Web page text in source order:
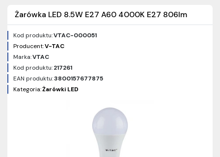
Żarówka LED 8.5W E27 A60 4000K E27 806lm
Kod produktu:VTAC-000051
Producent:V-TAC
Marka:VTAC
Kod produktu:217261
EAN produktu:3800157677875
Kategoria:Żarówki LED